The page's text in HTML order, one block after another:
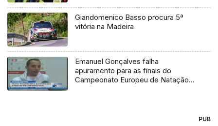
Giandomenico Basso procura 5ª
vitória na Madeira
Emanuel Gonçalves falha
apuramento para as finais do
Campeonato Europeu de Natação
PUB